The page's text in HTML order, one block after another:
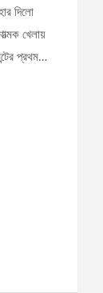
দিলো
খেলায়
প্রথম…